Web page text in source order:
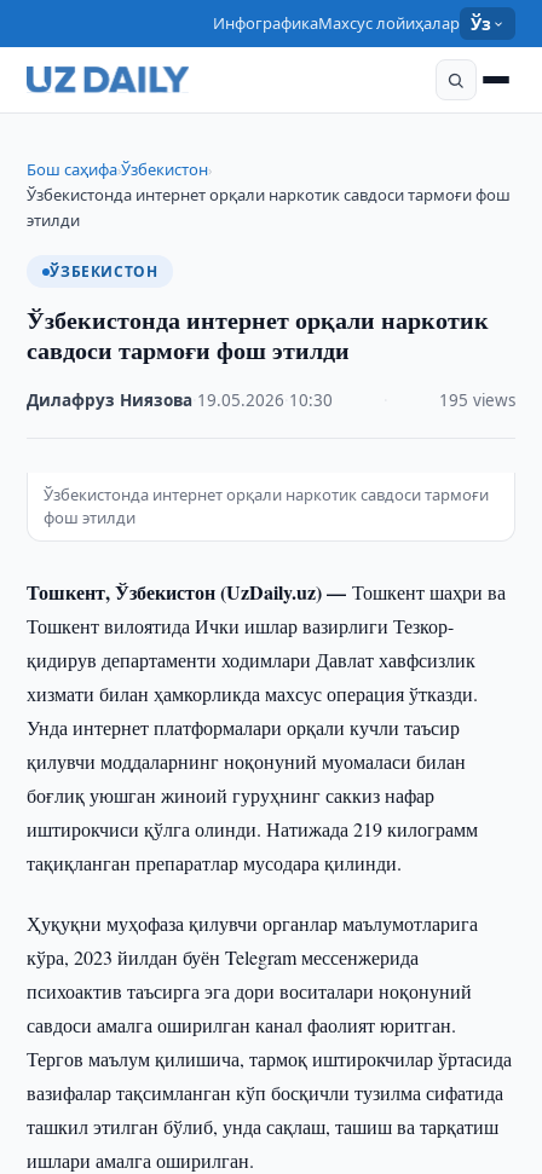
ИнфографикаМахсус лойиҳалар Ўз
Бош саҳифа›Ўзбекистон›
Ўзбекистонда интернет орқали наркотик савдоси тармоғи фош
этилди
ЎЗБЕКИСТОН
Ўзбекистонда интернет орқали наркотик
савдоси тармоғи фош этилди
Дилафруз Ниязова 19.05.2026 10:30 195 views
Ўзбекистонда интернет орқали наркотик савдоси тармоғи
фош этилди
Тошкент, Ўзбекистон (UzDaily.uz) —Тошкент шаҳри ва
Тошкент вилоятида Ички ишлар вазирлиги Тезкор-
қидирув департаменти ходимлари Давлат хавфсизлик
хизмати билан ҳамкорликда махсус операция ўтказди.
Унда интернет платформалари орқали кучли таъсир
қилувчи моддаларнинг ноқонуний муомаласи билан
боғлиқ уюшган жиноий гуруҳнинг саккиз нафар
иштирокчиси қўлга олинди. Натижада 219 килограмм
тақиқланган препаратлар мусодара қилинди.
Ҳуқуқни муҳофаза қилувчи органлар маълумотларига
кўра, 2023 йилдан буён Telegram мессенжерида
психоактив таъсирга эга дори воситалари ноқонуний
савдоси амалга оширилган канал фаолият юритган.
Тергов маълум қилишича, тармоқ иштирокчилар ўртасида
вазифалар тақсимланган кўп босқичли тузилма сифатида
ташкил этилган бўлиб, унда сақлаш, ташиш ва тарқатиш
ишлари амалга оширилган.